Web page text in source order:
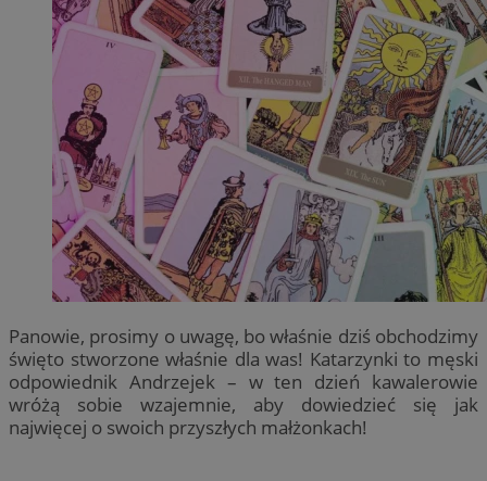
Panowie, prosimy o uwagę, bo właśnie dziś obchodzimy
święto stworzone właśnie dla was! Katarzynki to męski
odpowiednik Andrzejek – w ten dzień kawalerowie
wróżą sobie wzajemnie, aby dowiedzieć się jak
najwięcej o swoich przyszłych małżonkach!